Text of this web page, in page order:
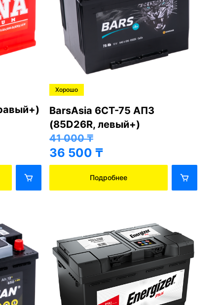
Хорошо
BarsAsia 6СТ-75 АПЗ
(85D26R, левый+)
41 000₸
36 500 ₸
Подробнее